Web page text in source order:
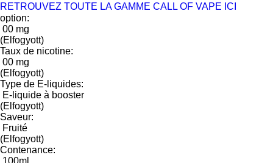
RETROUVEZ TOUTE LA GAMME CALL OF VAPE ICI
option:
00 mg
(Elfogyott)
Taux de nicotine:
00 mg
(Elfogyott)
Type de E-liquides:
E-liquide à booster
(Elfogyott)
Saveur:
Fruité
(Elfogyott)
Contenance:
100ml